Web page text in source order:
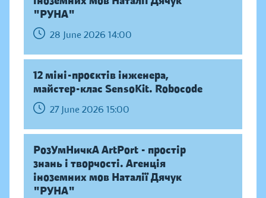
"РУНА"
28 June 2026 14:00
12 міні-проєктів інженера,
майстер-клас SensoKit. Robocode
27 June 2026 15:00
РозУмНичкА ArtPort - простір
знань і творчості. Агенція
іноземних мов Наталії Дячук
"РУНА"